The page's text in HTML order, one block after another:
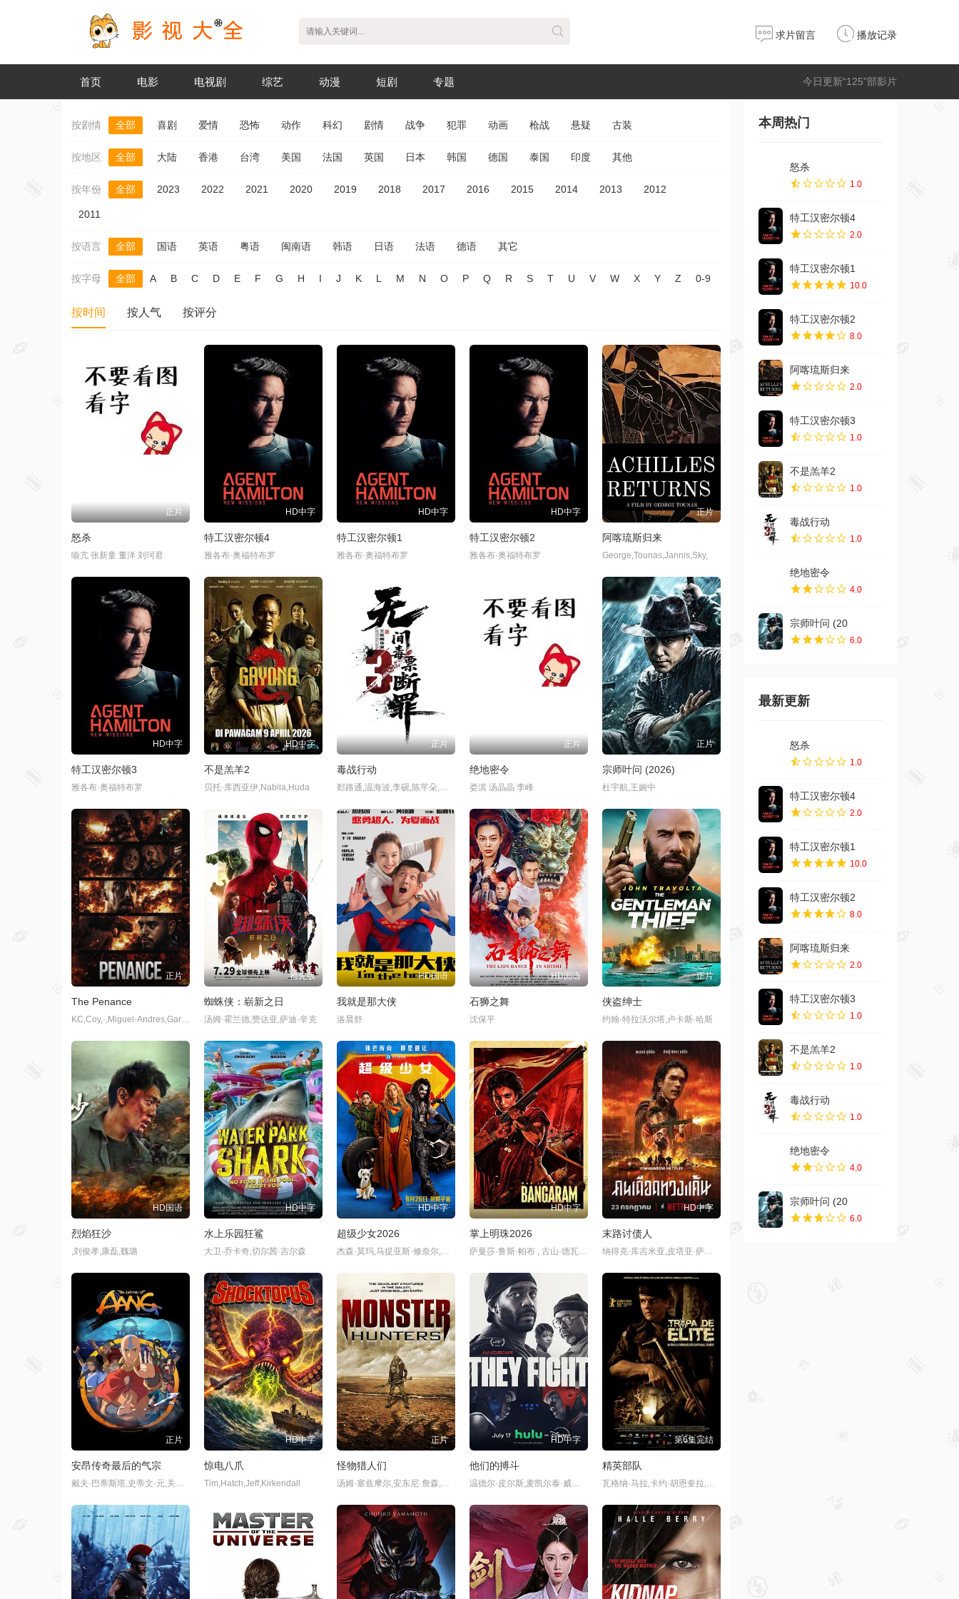
求片留言 播放记录
今日更新“125”部影片
首页 电影 电视剧 综艺 动漫 短剧 专题
按剧情 全部 喜剧 爱情 恐怖 动作 科幻 剧情 战争 犯罪 动画 枪战 悬疑 古装
按地区 全部 大陆 香港 台湾 美国 法国 英国 日本 韩国 德国 泰国 印度 其他
按年份 全部 2023 2022 2021 2020 2019 2018 2017 2016 2015 2014 2013 2012
2011
按语言 全部 国语 英语 粤语 闽南语 韩语 日语 法语 德语 其它
按字母 全部 A B C D E F G H I J K L M N O P Q R S T U V W X Y Z 0-9
按时间 按人气 按评分
正片
怒杀
喻亢 张新童 董洋 刘珂君
HD中字
特工汉密尔顿4
雅各布·奥福特布罗
HD中字
特工汉密尔顿1
雅各布·奥福特布罗
HD中字
特工汉密尔顿2
雅各布·奥福特布罗
正片
阿喀琉斯归来
George,Tounas,Jannis,Sky,
HD中字
特工汉密尔顿3
雅各布·奥福特布罗
HD中字
不是羔羊2
贝托·库西亚伊,Nabila,Huda
正片
毒战行动
郄路通,温海波,李砚,陈芊朵,吕新舜,战克林,艾力江·库尔班,张晓娜,黄晓吉,姬龙,崔乐,买合努尔·买合木提,鄢一笑
正片
绝地密令
娄淇 汤晶晶 李峰
正片
宗师叶问 (2026)
杜宇航,王婉中
正片
The Penance
KC,Coy,·,Miguel-Andres,Garcia,·,Chelsey,Goldsmith
抢先版
蜘蛛侠：崭新之日
汤姆·霍兰德,赞达亚,萨迪·辛克
HD国语
我就是那大侠
洛晨舒
HD国语
石狮之舞
沈保平
正片
侠盗绅士
约翰·特拉沃尔塔,卢卡斯·哈斯
HD国语
烈焰狂沙
,刘俊孝,康磊,魏璐
HD中字
水上乐园狂鲨
大卫·乔卡奇,切尔茜·吉尔森
HD中字
超级少女2026
杰森·莫玛,马提亚斯·修奈尔,艾米丽·比查姆,大卫·科伦斯韦,威尔·柯班,米莉·阿尔柯克,爱丽丝·休金,迪尔梅德·默塔,大卫·克朗姆霍茨,费迪南德·金斯利,伊芙·雷德利
HD中字
掌上明珠2026
萨曼莎·鲁斯·帕布 , 古山·德瓦亚 , Gautami , Diganth
HD中字
末路讨债人
纳得克·库吉米亚,皮塔亚·萨丘安,Chaiwat,Thongsaeng
正片
安昂传奇最后的气宗
戴夫·巴蒂斯塔,史蒂文·元,关继威,杰西卡·马滕,塔伊加·维迪提,迪·布莱德利·贝克,杰拉尔丁·维斯瓦纳坦,罗曼·萨拉戈萨,芙蕾达·平托,南允道,佩塔·萨金特,Dionne,Quan
HD中字
惊电八爪
Tim,Hatch,Jeff,Kirkendall
正片
怪物猎人们
汤姆·塞兹摩尔,安东尼·詹森,Connie,Jo,Sechrist,雅姿·坎利,Eric,Delgado,Meg,Colburn,Cherish,Holland,Jumarcus,Mason,Jonathan,Nation,Jarrid,Masse,Mark,Valeriano
HD中字
他们的搏斗
温德尔·皮尔斯,麦凯尔泰·威廉逊
第6集完结
精英部队
瓦格纳·马拉,卡约·胡恩奎拉,安德烈·拉米罗,玛利亚·瑞贝罗,费尔南达·马查多
本周热门
怒杀
1.0
特工汉密尔顿4
2.0
特工汉密尔顿1
10.0
特工汉密尔顿2
8.0
阿喀琉斯归来
2.0
特工汉密尔顿3
1.0
不是羔羊2
1.0
毒战行动
1.0
绝地密令
4.0
宗师叶问 (20
6.0
最新更新
怒杀
1.0
特工汉密尔顿4
2.0
特工汉密尔顿1
10.0
特工汉密尔顿2
8.0
阿喀琉斯归来
2.0
特工汉密尔顿3
1.0
不是羔羊2
1.0
毒战行动
1.0
绝地密令
4.0
宗师叶问 (20
6.0